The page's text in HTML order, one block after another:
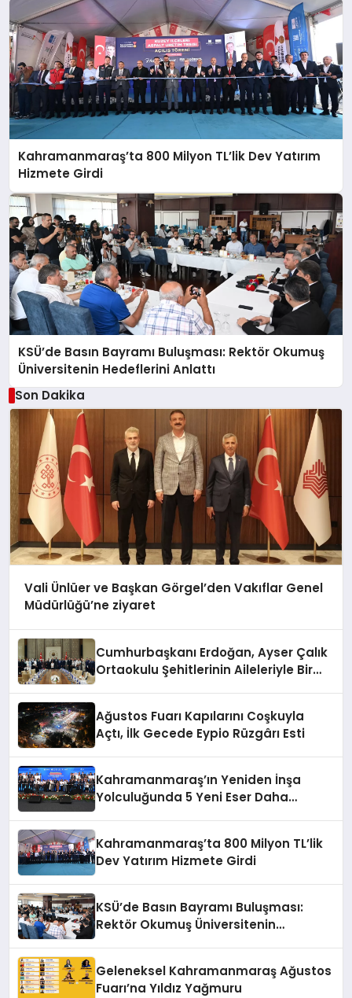
Kahramanmaraş’ta 800 Milyon TL’lik Dev Yatırım
Hizmete Girdi
KSÜ’de Basın Bayramı Buluşması: Rektör Okumuş
Üniversitenin Hedeflerini Anlattı
Son Dakika
Vali Ünlüer ve Başkan Görgel’den Vakıflar Genel
Müdürlüğü’ne ziyaret
Cumhurbaşkanı Erdoğan, Ayser Çalık
Ortaokulu Şehitlerinin Aileleriyle Bir
Ağustos Fuarı Kapılarını Coşkuyla
Açtı, İlk Gecede Eypio Rüzgârı Esti
Kahramanmaraş’ın Yeniden İnşa
Yolculuğunda 5 Yeni Eser Daha
Kahramanmaraş’ta 800 Milyon TL’lik
Dev Yatırım Hizmete Girdi
KSÜ’de Basın Bayramı Buluşması:
Rektör Okumuş Üniversitenin
Geleneksel Kahramanmaraş Ağustos
Fuarı’na Yıldız Yağmuru